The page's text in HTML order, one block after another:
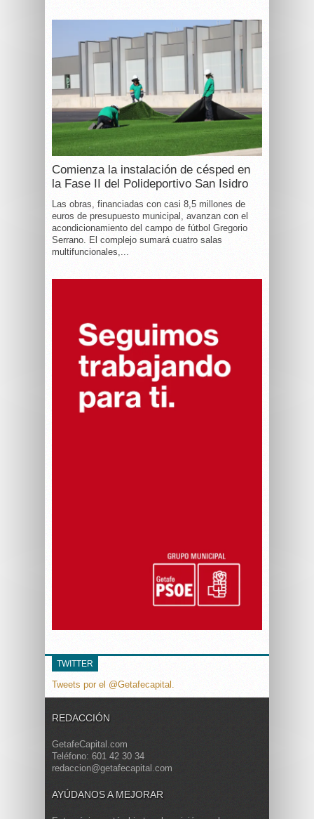
Comienza la instalación de césped en
la Fase II del Polideportivo San Isidro
Las obras, financiadas con casi 8,5 millones de
euros de presupuesto municipal, avanzan con el
acondicionamiento del campo de fútbol Gregorio
Serrano. El complejo sumará cuatro salas
multifuncionales,...
TWITTER
Tweets por el @Getafecapital.
REDACCIÓN
GetafeCapital.com
Teléfono: 601 42 30 34
redaccion@getafecapital.com
AYÚDANOS A MEJORAR